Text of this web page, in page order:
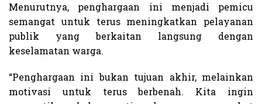
Menurutnya, penghargaan ini menjadi pemicu
semangat untuk terus meningkatkan pelayanan
publik yang berkaitan langsung dengan
keselamatan warga.
“Penghargaan ini bukan tujuan akhir, melainkan
motivasi untuk terus berbenah. Kita ingin